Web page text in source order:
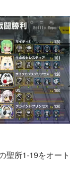
聖所1-19をオート